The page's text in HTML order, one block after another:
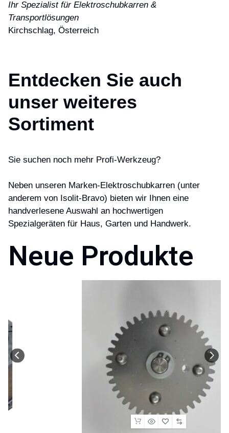
Ihr Spezialist für Elektroschubkarren &
Transportlösungen
Kirchschlag, Österreich
Entdecken Sie auch
unser weiteres
Sortiment
Sie suchen noch mehr Profi-Werkzeug?
Neben unseren Marken-Elektroschubkarren (unter
anderem von Isolit-Bravo) bieten wir Ihnen eine
handverlesene Auswahl an hochwertigen
Spezialgeräten für Haus, Garten und Handwerk.
Neue Produkte